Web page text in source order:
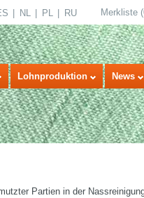
NL PL RU Merkliste (
Lohnproduktion News
Partien in der